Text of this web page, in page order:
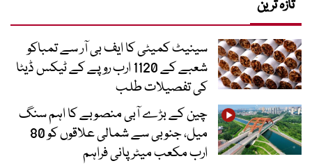
تازہ ترین
سینیٹ کمیٹی کا ایف بی آر سے تمباکو
شعبے کے 1120 ارب روپے کے ٹیکس ڈیٹا
کی تفصیلات طلب
چین کے بڑے آبی منصوبے کا اہم سنگ
میل، جنوبی سے شمالی علاقوں کو 80
ارب مکعب میٹر پانی فراہم